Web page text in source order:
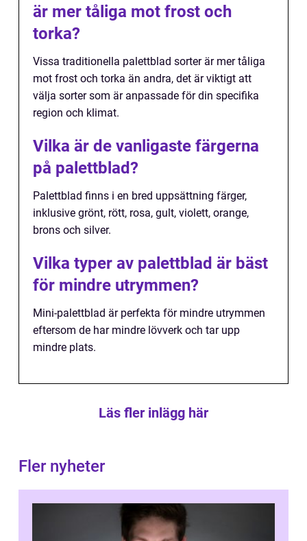
är mer tåliga mot frost och
torka?
Vissa traditionella palettblad sorter är mer tåliga
mot frost och torka än andra, det är viktigt att
välja sorter som är anpassade för din specifika
region och klimat.
Vilka är de vanligaste färgerna
på palettblad?
Palettblad finns i en bred uppsättning färger,
inklusive grönt, rött, rosa, gult, violett, orange,
brons och silver.
Vilka typer av palettblad är bäst
för mindre utrymmen?
Mini-palettblad är perfekta för mindre utrymmen
eftersom de har mindre lövverk och tar upp
mindre plats.
Läs fler inlägg här
Fler nyheter